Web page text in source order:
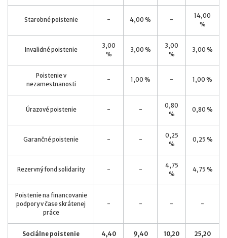
Starobné poistenie - 4,00 % -
14,00
%
Invalidné poistenie
3,00
%
3,00 %
3,00
%
3,00 %
Poistenie v
nezamestnanosti
- 1,00 % - 1,00 %
Úrazové poistenie - -
0,80
%
0,80 %
Garančné poistenie - -
0,25
%
0,25 %
Rezervný fond solidarity - -
4,75
%
4,75 %
Poistenie na financovanie
podpory v čase skrátenej
práce
- - - -
Sociálne poistenie
4,40
9,40
10,20
25,20